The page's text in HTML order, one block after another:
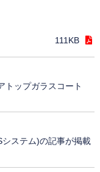
111KB
トップガラスコート
ステム)の記事が掲載